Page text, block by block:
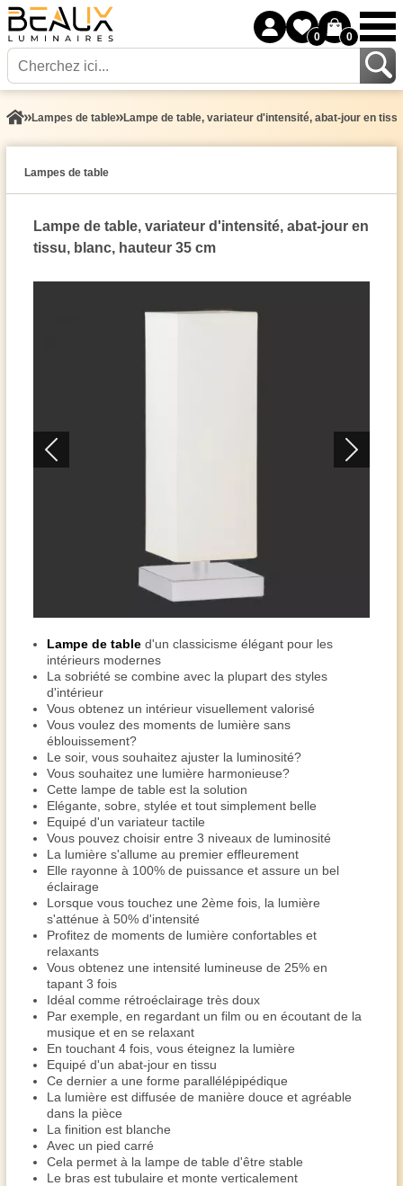
0 0
Lampes de table Lampe de table, variateur d'intensité, abat-jour en
Lampes de table
Lampe de table, variateur d'intensité, abat-jour en
tissu, blanc, hauteur 35 cm
Lampe de table d'un classicisme élégant pour les
intérieurs modernes
La sobriété se combine avec la plupart des styles
d'intérieur
Vous obtenez un intérieur visuellement valorisé
Vous voulez des moments de lumière sans
éblouissement?
Le soir, vous souhaitez ajuster la luminosité?
Vous souhaitez une lumière harmonieuse?
Cette lampe de table est la solution
Elégante, sobre, stylée et tout simplement belle
Equipé d'un variateur tactile
Vous pouvez choisir entre 3 niveaux de luminosité
La lumière s'allume au premier effleurement
Elle rayonne à 100% de puissance et assure un bel
éclairage
Lorsque vous touchez une 2ème fois, la lumière
s'atténue à 50% d'intensité
Profitez de moments de lumière confortables et
relaxants
Vous obtenez une intensité lumineuse de 25% en
tapant 3 fois
Idéal comme rétroéclairage très doux
Par exemple, en regardant un film ou en écoutant de la
musique et en se relaxant
En touchant 4 fois, vous éteignez la lumière
Equipé d'un abat-jour en tissu
Ce dernier a une forme parallélépipédique
La lumière est diffusée de manière douce et agréable
dans la pièce
La finition est blanche
Avec un pied carré
Cela permet à la lampe de table d'être stable
Le bras est tubulaire et monte verticalement